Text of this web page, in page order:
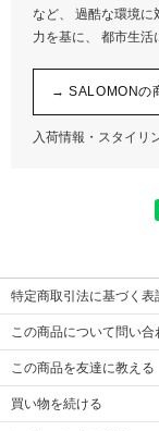
など、 過酷な環境に
力を基に、 都市生活
→ SALOMONの
入荷情報・スタイリ
特定商取引法に基づく表
この商品について問い合
この商品を友達に教える
買い物を続ける